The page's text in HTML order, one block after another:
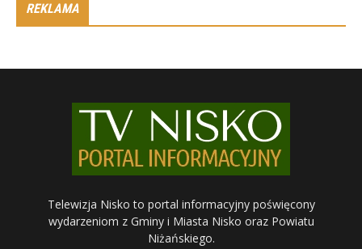
REKLAMA
Telewizja Nisko to portal informacyjny poświęcony
wydarzeniom z Gminy i Miasta Nisko oraz Powiatu
Niżańskiego.